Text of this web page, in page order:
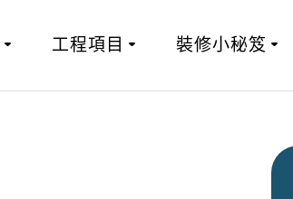
工程項目 裝修小秘笈